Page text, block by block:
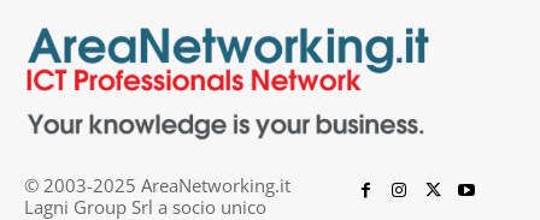
© 2003-2025 AreaNetworking.it
Lagni Group Srl a socio unico